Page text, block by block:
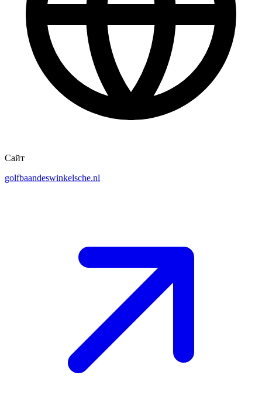
Сайт
golfbaandeswinkelsche.nl